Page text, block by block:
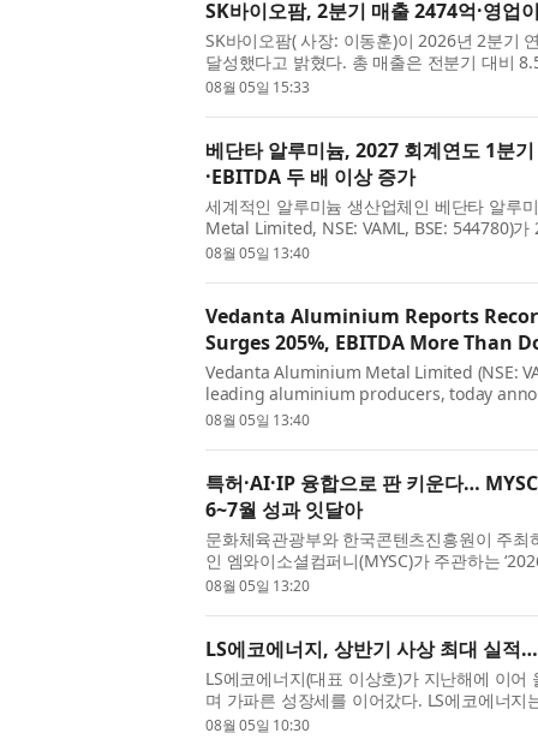
SK바이오팜, 2분기 매출 2474억·영업
SK바이오팜( 사장: 이동훈)이 2026년 2분기
달성했다고 밝혔다. 총 매출은 전분기 대비
이익은 전분기 대비 8.1%, 전년 동기 대...
08월 05일 15:33
베단타 알루미늄, 2027 회계연도 1분
·EBITDA 두 배 이상 증가
세계적인 알루미늄 생산업체인 베단타 알
Metal Limited, NSE: VAML, BSE: 544780)
실적을 발표했다. 이번 실적은 인적분할 이후
08월 05일 13:40
Vedanta Aluminium Reports
Surges 205%, EBITDA More Than
Vedanta Aluminium Metal Limited (NSE:
leading aluminium producers, today
quarter ended June 30, 2026, marking a
08월 05일 13:40
특허·AI·IP 융합으로 판 키운다…
6~7월 성과 잇달아
문화체육관광부와 한국콘텐츠진흥원이 주
인 엠와이소셜컴퍼니(MYSC)가 주관하는
2026 EMA Content GROW+’ 참여 기업들이
08월 05일 13:20
LS에코에너지, 상반기 사상 최대 실적
LS에코에너지(대표 이상호)가 지난해에 이
며 가파른 성장세를 이어갔다. LS에코에너
454억원을 기록했다고 5일 밝혔다. 지난해 ...
08월 05일 10:30